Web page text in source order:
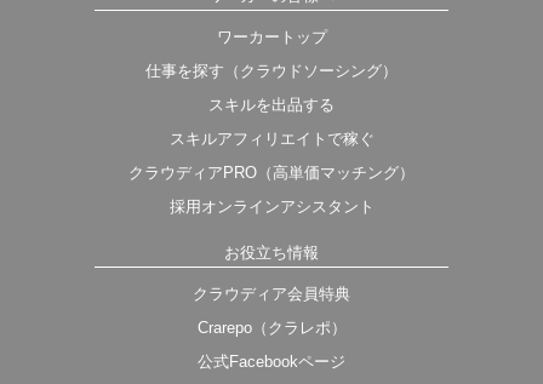
ワーカートップ
仕事を探す（クラウドソーシング）
スキルを出品する
スキルアフィリエイトで稼ぐ
クラウディアPRO（高単価マッチング）
採用オンラインアシスタント
お役立ち情報
クラウディア会員特典
Crarepo（クラレポ）
公式Facebookページ